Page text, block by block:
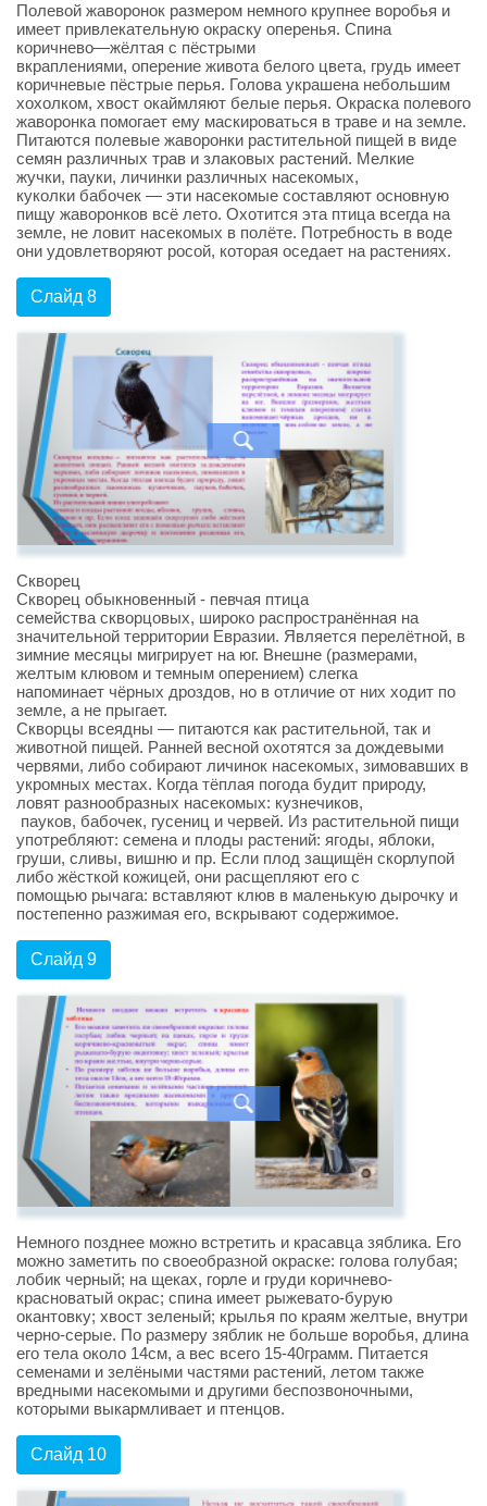
Полевой жаворонок размером немного крупнее воробья и
имеет привлекательную окраску оперенья. Спина
коричнево—жёлтая с пёстрыми
вкраплениями, оперение живота белого цвета, грудь имеет
коричневые пёстрые перья. Голова украшена небольшим
хохолком, хвост окаймляют белые перья. Окраска полевого
жаворонка помогает ему маскироваться в траве и на земле.
Питаются полевые жаворонки растительной пищей в виде
семян различных трав и злаковых растений. Мелкие
жучки, пауки, личинки различных насекомых,
куколки бабочек — эти насекомые составляют основную
пищу жаворонков всё лето. Охотится эта птица всегда на
земле, не ловит насекомых в полёте. Потребность в воде
они удовлетворяют росой, которая оседает на растениях.
Слайд 8
Скворец
Скворец обыкновенный - певчая птица
семейства скворцовых, широко распространённая на
значительной территории Евразии. Является перелётной, в
зимние месяцы мигрирует на юг. Внешне (размерами,
желтым клювом и темным оперением) слегка
напоминает чёрных дроздов, но в отличие от них ходит по
земле, а не прыгает.
Скворцы всеядны — питаются как растительной, так и
животной пищей. Ранней весной охотятся за дождевыми
червями, либо собирают личинок насекомых, зимовавших в
укромных местах. Когда тёплая погода будит природу,
ловят разнообразных насекомых: кузнечиков,
пауков, бабочек, гусениц и червей. Из растительной пищи
употребляют: семена и плоды растений: ягоды, яблоки,
груши, сливы, вишню и пр. Если плод защищён скорлупой
либо жёсткой кожицей, они расщепляют его с
помощью рычага: вставляют клюв в маленькую дырочку и
постепенно разжимая его, вскрывают содержимое.
Слайд 9
Немного позднее можно встретить и красавца зяблика. Его
можно заметить по своеобразной окраске: голова голубая;
лобик черный; на щеках, горле и груди коричнево-
красноватый окрас; спина имеет рыжевато-бурую
окантовку; хвост зеленый; крылья по краям желтые, внутри
черно-серые. По размеру зяблик не больше воробья, длина
его тела около 14см, а вес всего 15-40грамм. Питается
семенами и зелёными частями растений, летом также
вредными насекомыми и другими беспозвоночными,
которыми выкармливает и птенцов.
Слайд 10